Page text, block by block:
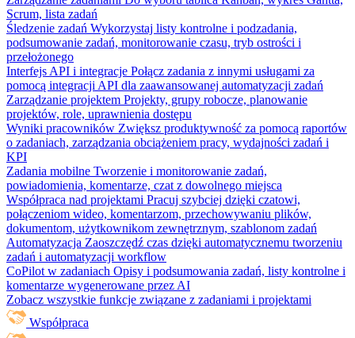
Scrum, lista zadań
Śledzenie zadań Wykorzystaj listy kontrolne i podzadania,
podsumowanie zadań, monitorowanie czasu, tryb ostrości i
przełożonego
Interfejs API i integracje Połącz zadania z innymi usługami za
pomocą integracji API dla zaawansowanej automatyzacji zadań
Zarządzanie projektem Projekty, grupy robocze, planowanie
projektów, role, uprawnienia dostępu
Wyniki pracowników Zwiększ produktywność za pomocą raportów
o zadaniach, zarządzania obciążeniem pracy, wydajności zadań i
KPI
Zadania mobilne Tworzenie i monitorowanie zadań,
powiadomienia, komentarze, czat z dowolnego miejsca
Współpraca nad projektami Pracuj szybciej dzięki czatowi,
połączeniom wideo, komentarzom, przechowywaniu plików,
dokumentom, użytkownikom zewnętrznym, szablonom zadań
Automatyzacja Zaoszczędź czas dzięki automatycznemu tworzeniu
zadań i automatyzacji workflow
CoPilot w zadaniach Opisy i podsumowania zadań, listy kontrolne i
komentarze wygenerowane przez AI
Zobacz wszystkie funkcje związane z zadaniami i projektami
Współpraca